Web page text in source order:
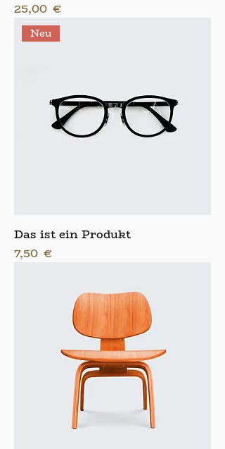
Preis
25,00 €
Neu
Das ist ein Produkt
Preis
7,50 €